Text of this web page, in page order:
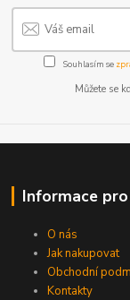
Souhlasím se
Můžete se
Informace
O nás
Jak nakupovat
Obchodní
Kontakty